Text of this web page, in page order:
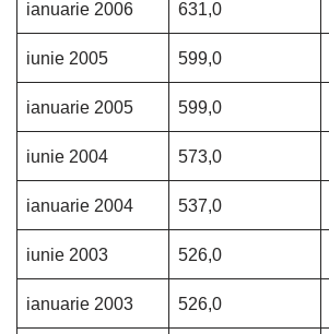
ianuarie 2006 631,0
iunie 2005 599,0
ianuarie 2005 599,0
iunie 2004 573,0
ianuarie 2004 537,0
iunie 2003 526,0
ianuarie 2003 526,0